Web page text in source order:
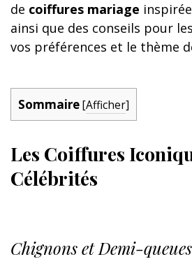
de coiffures mariage
ainsi que des conseils pour
vos préférences et le thème
Sommaire[Afficher]
Les Coiffures
Célébrités
Chignons et Demi-queues